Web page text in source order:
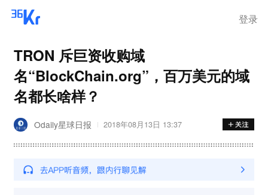
登录
TRON 斥巨资收购域
名“BlockChain.org”，百万美元的域
名都长啥样？
Odaily星球日报 2018年08月13日 13:37